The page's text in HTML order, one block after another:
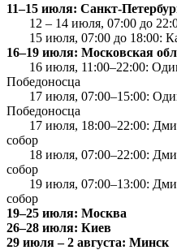
11–15 июля: Санкт-
12 – 14 июля, 07:00 до
15 июля, 07:00 до 18:00:
16–19 июля: Московская
16 июля, 11:00–22:00:
Победоносца
17 июля, 07:00–15:00:
Победоносца
17 июля, 18:00–22:00:
собор
18 июля, 07:00–22:00:
собор
19 июля, 07:00–13:00:
собор
19–25 июля: Москва
26–28 июля: Киев
29 июля – 2 августа: Минск